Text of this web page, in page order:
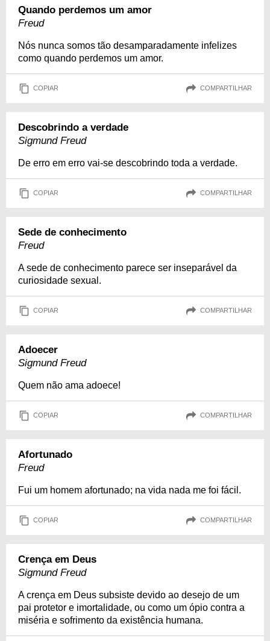
Quando perdemos um amor
Freud
Nós nunca somos tão desamparadamente infelizes
como quando perdemos um amor.
COPIAR COMPARTILHAR
Descobrindo a verdade
Sigmund Freud
De erro em erro vai-se descobrindo toda a verdade.
COPIAR COMPARTILHAR
Sede de conhecimento
Freud
A sede de conhecimento parece ser inseparável da
curiosidade sexual.
COPIAR COMPARTILHAR
Adoecer
Sigmund Freud
Quem não ama adoece!
COPIAR COMPARTILHAR
Afortunado
Freud
Fui um homem afortunado; na vida nada me foi fácil.
COPIAR COMPARTILHAR
Crença em Deus
Sigmund Freud
A crença em Deus subsiste devido ao desejo de um
pai protetor e imortalidade, ou como um ópio contra a
miséria e sofrimento da existência humana.